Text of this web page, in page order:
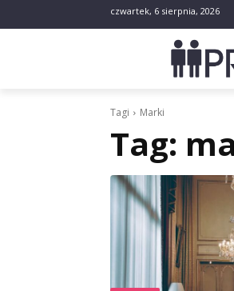
czwartek, 6 sierpnia, 2026
Tagi Marki
Tag: